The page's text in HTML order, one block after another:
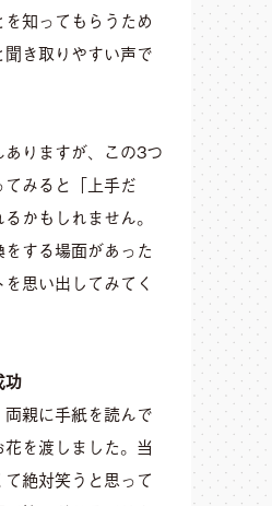
知ってもらうため
き取りやすい声で
りますが、この3つ
てみると「上手だ
かもしれません。
する場面があった
思い出してみてく
功
両親に手紙を読んで
を渡しました。当
絶対笑うと思って